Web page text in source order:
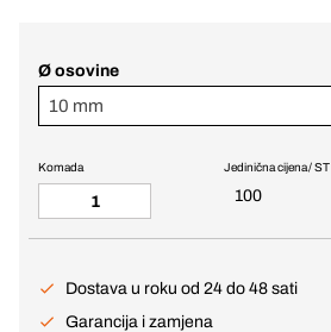
Ø osovine
10 mm
Jedinična cijena / ST
100
Komada
Dostava u roku od 24 do 48 sati
Garancija i zamjena